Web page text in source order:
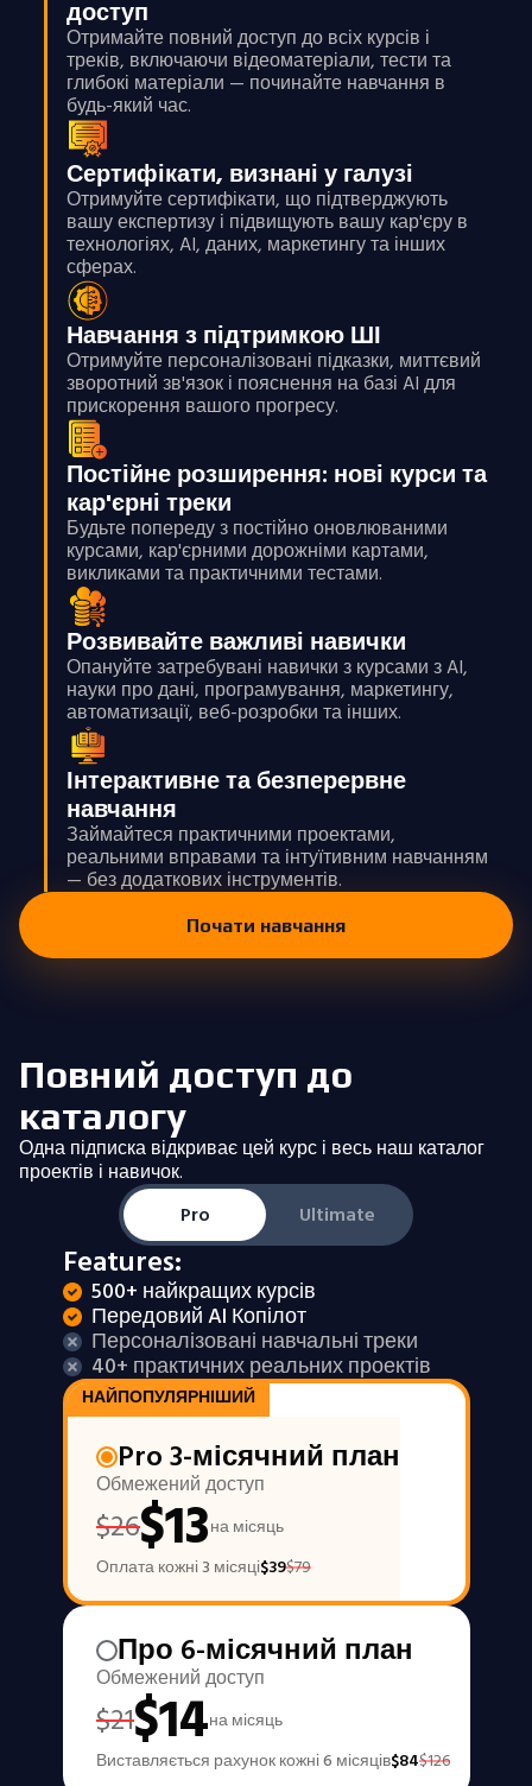
доступ
Отримайте повний доступ до всіх курсів і
треків, включаючи відеоматеріали, тести та
глибокі матеріали — починайте навчання в
будь-який час.
Сертифікати, визнані у галузі
Отримуйте сертифікати, що підтверджують
вашу експертизу і підвищують вашу кар'єру в
технологіях, AI, даних, маркетингу та інших
сферах.
Навчання з підтримкою ШІ
Отримуйте персоналізовані підказки, миттєвий
зворотний зв'язок і пояснення на базі AI для
прискорення вашого прогресу.
Постійне розширення: нові курси та
кар'єрні треки
Будьте попереду з постійно оновлюваними
курсами, кар'єрними дорожніми картами,
викликами та практичними тестами.
Розвивайте важливі навички
Опануйте затребувані навички з курсами з AI,
науки про дані, програмування, маркетингу,
автоматизації, веб-розробки та інших.
Інтерактивне та безперервне
навчання
Займайтеся практичними проектами,
реальними вправами та інтуїтивним навчанням
— без додаткових інструментів.
Почати навчання
Повний доступ до
каталогу
Одна підписка відкриває цей курс і весь наш каталог
проектів і навичок.
Pro
Ultimate
Features:
500+ найкращих курсів
Передовий AI Копілот
Персоналізовані навчальні треки
40+ практичних реальних проектів
НАЙПОПУЛЯРНІШИЙ
Pro 3-місячний план
Обмежений доступ
$26$13на місяць
Оплата кожні 3 місяці$39$79
Про 6-місячний план
Обмежений доступ
$21$14на місяць
Виставляється рахунок кожні 6 місяців$84$126